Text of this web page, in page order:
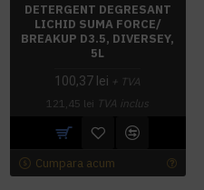
DETERGENT DEGRESANT
LICHID SUMA FORCE/
BREAKUP D3.5, DIVERSEY,
5L
100,37 lei + TVA
121,45 lei TVA inclus
Cumpara acum